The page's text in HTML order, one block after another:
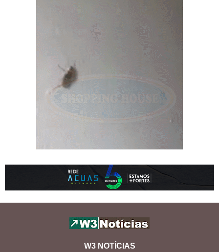
W3 NOTÍCIAS